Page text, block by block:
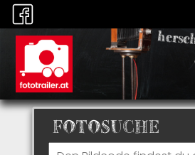
FOTOSUCHE